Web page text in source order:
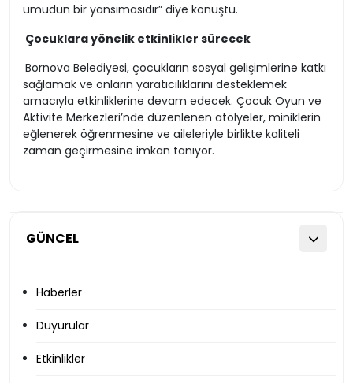
GÜNCEL
Haberler
Duyurular
Etkinlikler
umudun bir yansımasıdır” diye konuştu.
Çocuklara yönelik etkinlikler sürecek
Bornova Belediyesi, çocukların sosyal gelişimlerine katkı
sağlamak ve onların yaratıcılıklarını desteklemek
amacıyla etkinliklerine devam edecek. Çocuk Oyun ve
Aktivite Merkezleri’nde düzenlenen atölyeler, miniklerin
eğlenerek öğrenmesine ve aileleriyle birlikte kaliteli
zaman geçirmesine imkan tanıyor.